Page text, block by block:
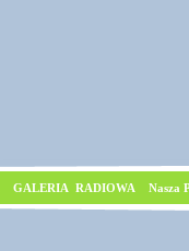
GALERIA RADIOWA Nasza